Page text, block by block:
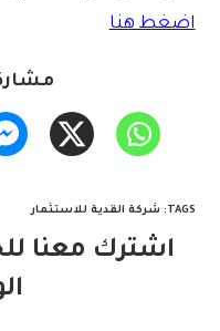
اضغط هنا
TAGS
: شركة القدية للاستثمار
اشترك معنا